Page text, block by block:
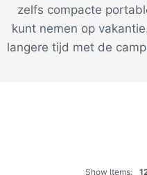
zelfs compacte
kunt nemen op
langere tijd met de
Show Items: